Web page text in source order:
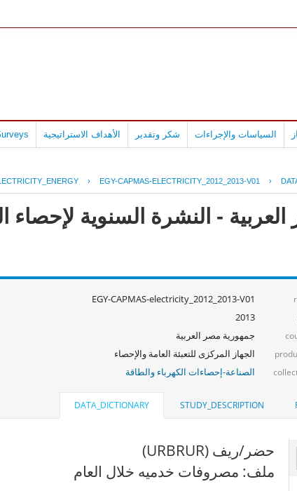
السياسات والإجراءات شكر وتقدير الأهداف الاستراتيجية
› EGY-CAPMAS-ELECTRICITY_2012_2013-V01 ›
- النشرة السنوية لإحصاء
EGY-CAPMAS-electricity_2012_2013-V01
2013
جمهورية مصر العربية
الجهاز المركزى للتعبئة العامة والإحصاء
الصناعة-إحصاءات الكهرباء والطاقة
STUDY_DESCRIPTION
DATA_DICTIONARY
حضر/ريف (URBRUR)
ملف: مصروفات خدميه خلال العام